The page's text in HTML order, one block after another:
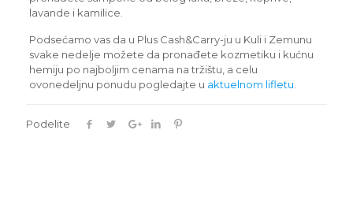
lavande i kamilice.
Podsećamo vas da u Plus Cash&Carry-ju u Kuli i Zemunu
svake nedelje možete da pronađete kozmetiku i kućnu
hemiju po najboljim cenama na tržištu, a celu
ovonedeljnu ponudu pogledajte u aktuelnom lifletu.
Podelite